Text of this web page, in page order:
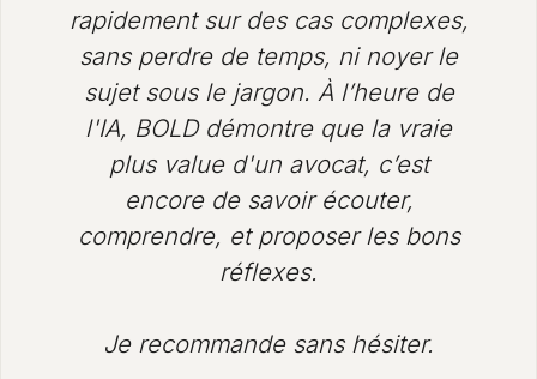
rapidement sur des cas complexes,
sans perdre de temps, ni noyer le
sujet sous le jargon. À l’heure de
l'IA, BOLD démontre que la vraie
plus value d'un avocat, c’est
encore de savoir écouter,
comprendre, et proposer les bons
réflexes.
Je recommande sans hésiter.